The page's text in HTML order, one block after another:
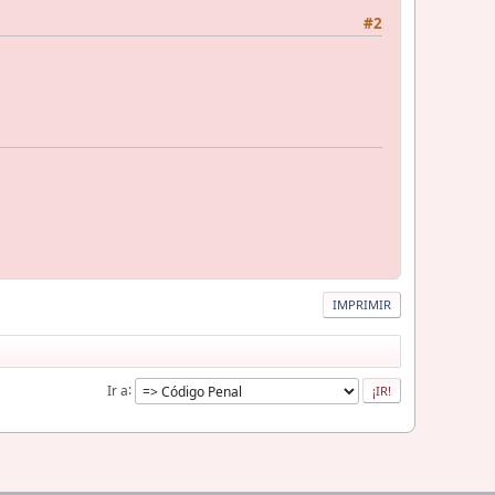
#2
IMPRIMIR
Ir a